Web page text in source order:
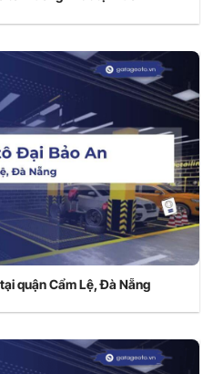
quận Cẩm Lệ, Đà Nẵng